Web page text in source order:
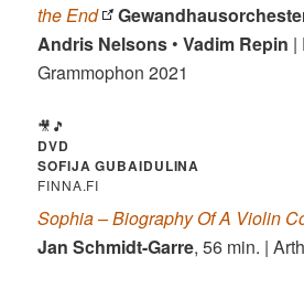
the End
Andris Nelsons •Vadim Repin |
Grammophon 2021
🎥🎵
DVD
SOFIJA GUBAIDULINA
FINNA.FI
Sophia – Biography Of A Violin
Jan Schmidt-Garre, 56 min. |